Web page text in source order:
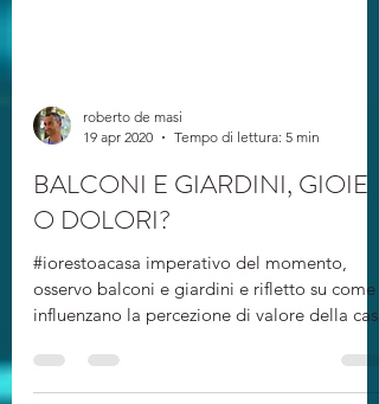
19 apr 2020
Tempo di lettura: 5 min
BALCONI E GIARDINI, GIOIE
O DOLORI?
#iorestoacasa imperativo del momento,
influenzano la percezione di valore della casa